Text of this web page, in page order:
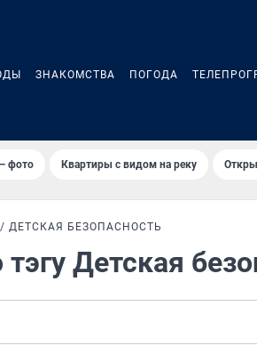
ЗНАКОМСТВА ПОГОДА
фото Квартиры с видом на реку
ДЕТСКАЯ БЕЗОПАСНОСТЬ
Детская